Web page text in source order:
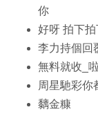
你
好呀 拍下
李力持個回
無料就收_
周星馳彩你
黐金糠